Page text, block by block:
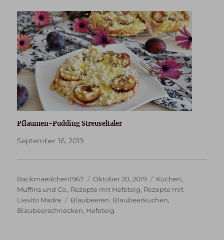
Pflaumen-Pudding Streuseltaler
September 16, 2019
Autor
Backmaedchen1967
Veröffentlicht
am
Oktober 20, 2019 Kategorien
Kuchen,
Muffins und Co., Rezepte mit Hefeteig, Rezepte mit
Lievito Madre
Schlagwörter
Blaubeeren, Blaubeerkuchen,
Blaubeerschnecken, Hefeteig